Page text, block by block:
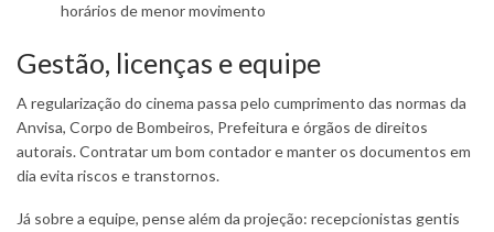
horários de menor movimento
Gestão, licenças e equipe
A regularização do cinema passa pelo cumprimento das normas da
Anvisa, Corpo de Bombeiros, Prefeitura e órgãos de direitos
autorais. Contratar um bom contador e manter os documentos em
dia evita riscos e transtornos.
Já sobre a equipe, pense além da projeção: recepcionistas gentis